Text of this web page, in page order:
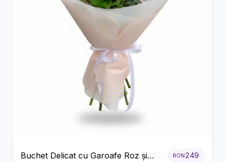
Buchet Delicat cu Garoafe Roz și
RON249